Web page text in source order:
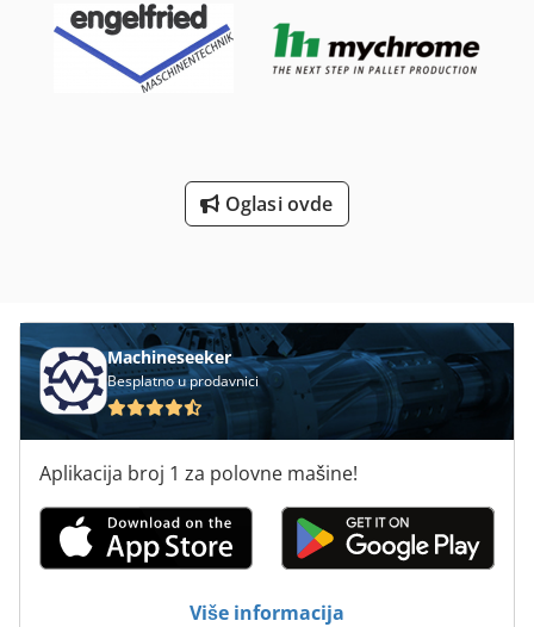
Gornje i donje vođice sečiva sa brončanim bočnim
elementima; - Trofazni motor 400V/50HZ/20HP samokočeći;
- Horizontalna paleta za transport HRANILICA RA260 ELP
Oglasi ovde
Machineseeker
Besplatno u prodavnici
Aplikacija broj 1 za polovne mašine!
Više informacija